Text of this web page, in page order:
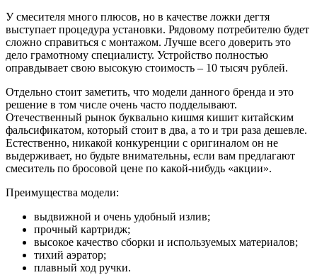
У смесителя много плюсов, но в качестве ложки дегтя
выступает процедура установки. Рядовому потребителю будет
сложно справиться с монтажом. Лучше всего доверить это
дело грамотному специалисту. Устройство полностью
оправдывает свою высокую стоимость – 10 тысяч рублей.
Отдельно стоит заметить, что модели данного бренда и это
решение в том числе очень часто подделывают.
Отечественный рынок буквально кишмя кишит китайским
фальсификатом, который стоит в два, а то и три раза дешевле.
Естественно, никакой конкуренции с оригиналом он не
выдерживает, но будьте внимательны, если вам предлагают
смеситель по бросовой цене по какой-нибудь «акции».
Преимущества модели:
выдвижной и очень удобный излив;
прочный картридж;
высокое качество сборки и используемых материалов;
тихий аэратор;
плавный ход ручки.